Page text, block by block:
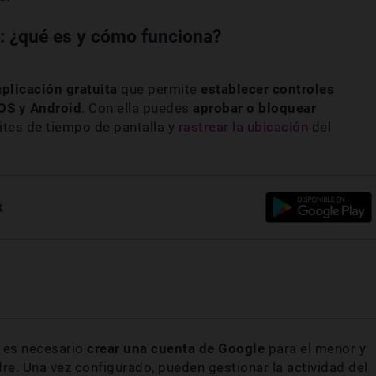
¿qué es y cómo funciona?
gratuita que permite establecer controles
y Android . Con ella puedes aprobar o bloquear
de tiempo de pantalla y rastrear la ubicación del
es necesario crear una cuenta de Google para el menor y
Una vez configurado, pueden gestionar la actividad del